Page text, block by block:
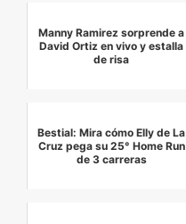
Manny Ramirez sorprende a
David Ortiz en vivo y estalla
de risa
Bestial: Mira cómo Elly de La
Cruz pega su 25° Home Run
de 3 carreras